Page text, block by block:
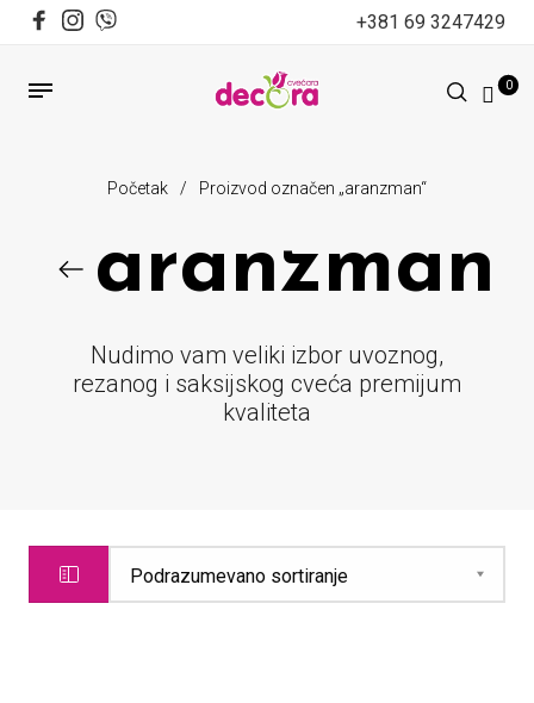
+381 69 3247429
0
Početak / Proizvod označen „aranzman“
aranzman
Nudimo vam veliki izbor uvoznog,
rezanog i saksijskog cveća premijum
kvaliteta